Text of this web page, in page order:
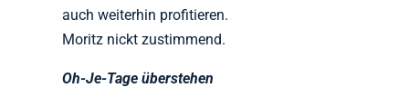
auch weiterhin profitieren.
Moritz nickt zustimmend.
Oh-Je-Tage überstehen